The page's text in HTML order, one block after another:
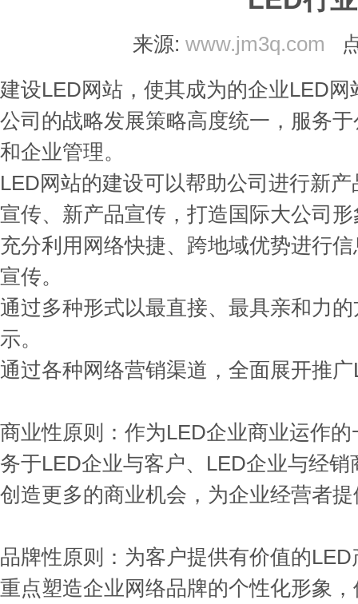
来源: www.jm3q.com
建设LED网站，使其成为的企业LED
公司的战略发展策略高度统一，服务
和企业管理。
LED网站的建设可以帮助公司进行新
宣传、新产品宣传，打造国际大公司
充分利用网络快捷、跨地域优势进行
宣传。
通过多种形式以最直接、最具亲和力
示。
通过各种网络营销渠道，全面展开推
商业性原则：作为LED企业商业运作
务于LED企业与客户、LED企业与经
创造更多的商业机会，为企业经营者
品牌性原则：为客户提供有价值的
重点塑造企业网络品牌的个性化形象